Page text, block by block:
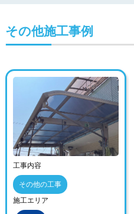
その他施工事例
工事内容
その他の工事
施工エリア